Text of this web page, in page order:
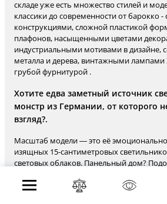
складе уже есть множество стилей и
классики до современности от барокко
конструкциями, сложной пластикой
плафонов, насыщенными цветами
индустриальными мотивами в дизайне,
металла и дерева, винтажными лампами
грубой фурнитурой .
Хотите едва заметный источник
монстр из Германии, от которого
взгляд?.
Масштаб модели — это её
изящных 15-сантиметровых
световых облаков. Панельный дом?
раскроет его потенциал, как в лучших